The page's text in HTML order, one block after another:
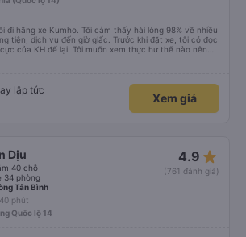
đi hãng xe Kumho. Tôi cảm thấy hài lòng 98% về nhiều
tiện, dịch vụ đến giờ giấc. Trước khi đặt xe, tôi có đọc
của KH để lại. Tôi muốn xem thực hư thế nào nên
sẽ tiếp tục ủng hộ nhà xe. Hy vọng lần sau sẽ tốt hơn.
xe.
lập tức
Xem giá
Dịu
40 chỗ
34 phòng
4.9 star_rate
(761 đánh giá)
Tân Bình
phút
Quốc lộ 14